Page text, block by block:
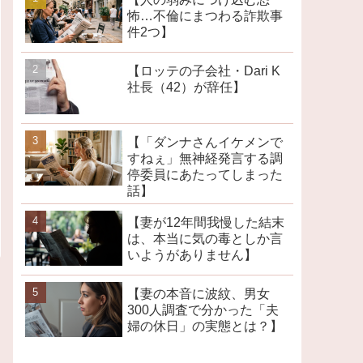
怖…不倫にまつわる詐欺事
件2つ】
【ロッテの子会社・Dari K
社長（42）が辞任】
【「ダンナさんイケメンで
すねぇ」無神経発言する調
停委員にあたってしまった
話】
【妻が12年間我慢した結末
は、本当に気の毒としか言
いようがありません】
【妻の本音に波紋、男女
300人調査で分かった「夫
婦の休日」の実態とは？】